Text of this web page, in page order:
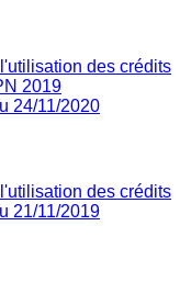
des crédits
2019
24/11/2020
des crédits
21/11/2019